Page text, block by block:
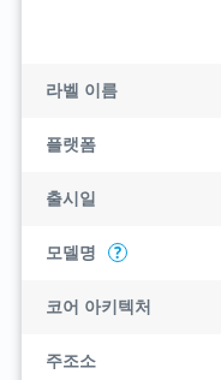
라벨 이름
플랫폼
출시일
모델명 ?
코어 아키텍처
주조소